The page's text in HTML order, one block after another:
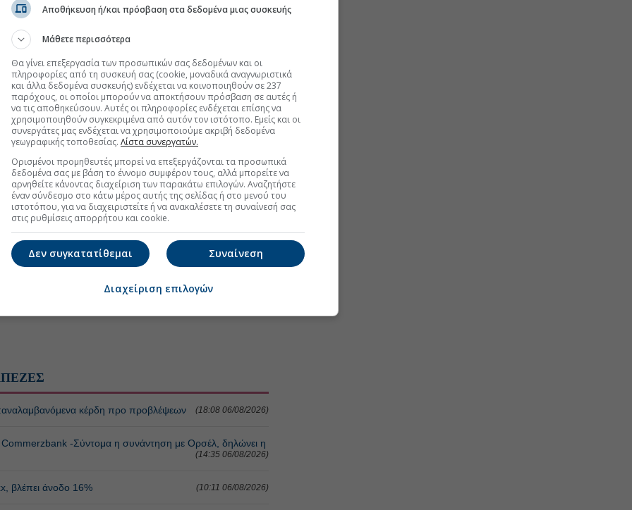
στο Discover
κέρδη προ προβλέψεων (18:08 06/08/2026)
Commerzbank -Σύντομα η συνάντηση με Ορσέλ, δηλώνει η
(14:35 06/08/2026)
βλέπει άνοδο 16% (10:11 06/08/2026)
Αποθήκευση ή/και πρόσβαση στα δεδομένα μιας συσκευής
Μάθετε περισσότερα
Θα γίνει επεξεργασία των προσωπικών σας δεδομένων και οι
πληροφορίες από τη συσκευή σας (cookie, μοναδικά αναγνωριστικά
και άλλα δεδομένα συσκευής) ενδέχεται να κοινοποιηθούν σε 237
παρόχους, οι οποίοι μπορούν να αποκτήσουν πρόσβαση σε αυτές ή
να τις αποθηκεύσουν. Αυτές οι πληροφορίες ενδέχεται επίσης να
χρησιμοποιηθούν συγκεκριμένα από αυτόν τον ιστότοπο. Εμείς και οι
συνεργάτες μας ενδέχεται να χρησιμοποιούμε ακριβή δεδομένα
γεωγραφικής τοποθεσίας. Λίστα συνεργατών.
Ορισμένοι προμηθευτές μπορεί να επεξεργάζονται τα προσωπικά
δεδομένα σας με βάση το έννομο συμφέρον τους, αλλά μπορείτε να
αρνηθείτε κάνοντας διαχείριση των παρακάτω επιλογών. Αναζητήστε
έναν σύνδεσμο στο κάτω μέρος αυτής της σελίδας ή στο μενού του
ιστοτόπου, για να διαχειριστείτε ή να ανακαλέσετε τη συναίνεσή σας
στις ρυθμίσεις απορρήτου και cookie.
Συναίνεση
Δεν συγκατατίθεμαι
Διαχείριση επιλογών